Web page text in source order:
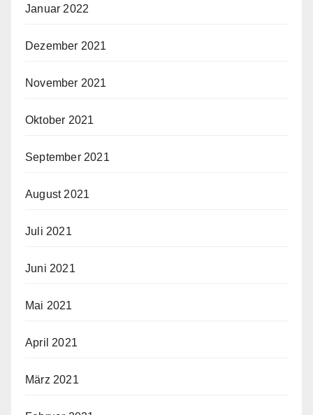
Januar 2022
Dezember 2021
November 2021
Oktober 2021
September 2021
August 2021
Juli 2021
Juni 2021
Mai 2021
April 2021
März 2021